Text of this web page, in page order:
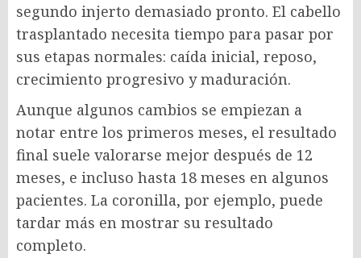
segundo injerto demasiado pronto. El cabello
trasplantado necesita tiempo para pasar por
sus etapas normales: caída inicial, reposo,
crecimiento progresivo y maduración.
Aunque algunos cambios se empiezan a
notar entre los primeros meses, el resultado
final suele valorarse mejor después de 12
meses, e incluso hasta 18 meses en algunos
pacientes. La coronilla, por ejemplo, puede
tardar más en mostrar su resultado
completo.